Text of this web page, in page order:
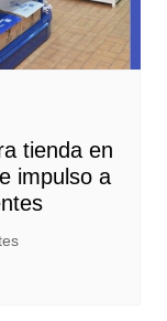
tienda en
impulso a